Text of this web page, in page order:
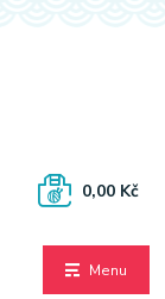
Menu
0,00 Kč